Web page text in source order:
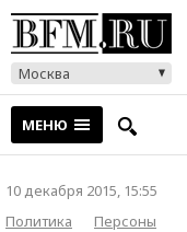
Москва
МЕНЮ
10 декабря 2015, 15:55
Политика
Персоны